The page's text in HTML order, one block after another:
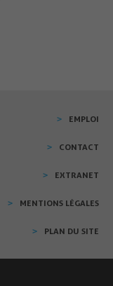
EMPLOI
CONTACT
EXTRANET
MENTIONS LÉGALES
PLAN DU SITE